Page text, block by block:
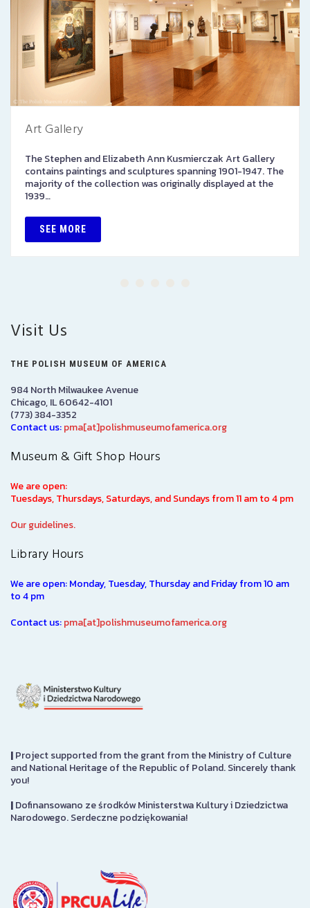
Art Gallery
The Stephen and Elizabeth Ann Kusmierczak Art Gallery
contains paintings and sculptures spanning 1901-1947. The
majority of the collection was originally displayed at the
1939…
SEE MORE
Visit Us
THE POLISH MUSEUM OF AMERICA
984 North Milwaukee Avenue
Chicago, IL 60642-4101
(773) 384-3352
Contact us:pma[at]polishmuseumofamerica.org
Museum & Gift Shop Hours
We are open:
Tuesdays, Thursdays, Saturdays, and Sundays from 11 am to 4 pm
Our guidelines.
Library Hours
We are open: Monday, Tuesday, Thursday and Friday from 10 am
to 4 pm
Contact us:pma[at]polishmuseumofamerica.org
|Project supported from the grant from the Ministry of Culture
and National Heritage of the Republic of Poland. Sincerely thank
you!
|Dofinansowano ze środków Ministerstwa Kultury i Dziedzictwa
Narodowego. Serdeczne podziękowania!